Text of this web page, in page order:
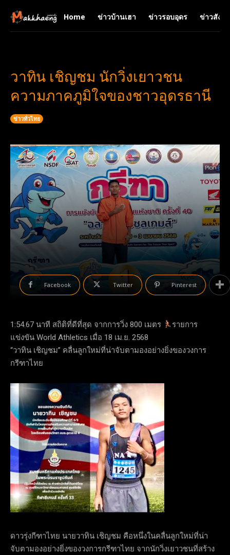
Home ข่าวบ้านเฮา ข่าวรอบอุดร ข่าวสังค
วาทิน เชิญชม นักวิ่งเยาวชน
ความภาคภูมิใจของชาวอุดรธานี
ข่าวทั่วไทย
Facebook Twitter Pinterest
1:54.67 นาที สถิติที่ดีที่สุด จากการวิ่ง 800 เมตร
รายการ
แข่งขัน World Athletics เมื่อ 18 เม.ย. 2568
“วาทิน เชิญชม” คลื่นลูกใหม่ที่น่าจับตามองอย่างยิ่งของวงการ
กรีฑาไทย
ดาวรุ่งกีฑาไทย นายวาทิน เชิญชม คือหนึ่งในคลื่นลูกใหม่ที่น่า
จับตามองอย่างยิ่งของวงการกรีฑาไทย จากนักวิ่งเยาวชนที่สร้าง